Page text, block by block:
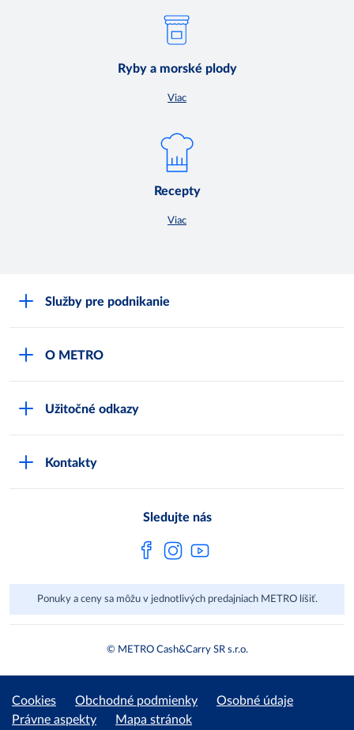
Ryby a morské plody
Viac
Recepty
Viac
Služby pre podnikanie
Track & trace
O METRO
Užitočné odkazy
Kontakty
Sledujte nás
Ponuky a ceny sa môžu v jednotlivých predajniach METRO líšiť.
© METRO Cash&Carry SR s.r.o.
Cookies Obchodné podmienky
Osobné údaje
Právne aspekty
Mapa stránok